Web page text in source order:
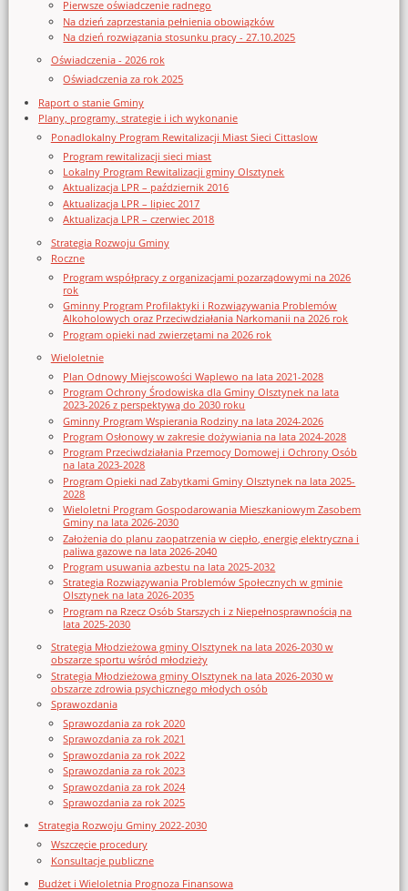
Pierwsze oświadczenie radnego
Na dzień zaprzestania pełnienia obowiązków
Na dzień rozwiązania stosunku pracy - 27.10.2025
Oświadczenia - 2026 rok
Oświadczenia za rok 2025
Raport o stanie Gminy
Plany, programy, strategie i ich wykonanie
Ponadlokalny Program Rewitalizacji Miast Sieci Cittaslow
Program rewitalizacji sieci miast
Lokalny Program Rewitalizacji gminy Olsztynek
Aktualizacja LPR – październik 2016
Aktualizacja LPR – lipiec 2017
Aktualizacja LPR – czerwiec 2018
Strategia Rozwoju Gminy
Roczne
Program współpracy z organizacjami pozarządowymi na 2026
rok
Gminny Program Profilaktyki i Rozwiązywania Problemów
Alkoholowych oraz Przeciwdziałania Narkomanii na 2026 rok
Program opieki nad zwierzętami na 2026 rok
Wieloletnie
Plan Odnowy Miejscowości Waplewo na lata 2021-2028
Program Ochrony Środowiska dla Gminy Olsztynek na lata
2023-2026 z perspektywą do 2030 roku
Gminny Program Wspierania Rodziny na lata 2024-2026
Program Osłonowy w zakresie dożywiania na lata 2024-2028
Program Przeciwdziałania Przemocy Domowej i Ochrony Osób
na lata 2023-2028
Program Opieki nad Zabytkami Gminy Olsztynek na lata 2025-
2028
Wieloletni Program Gospodarowania Mieszkaniowym Zasobem
Gminy na lata 2026-2030
Założenia do planu zaopatrzenia w ciepło, energię elektryczna i
paliwa gazowe na lata 2026-2040
Program usuwania azbestu na lata 2025-2032
Strategia Rozwiązywania Problemów Społecznych w gminie
Olsztynek na lata 2026-2035
Program na Rzecz Osób Starszych i z Niepełnosprawnością na
lata 2025-2030
Strategia Młodzieżowa gminy Olsztynek na lata 2026-2030 w
obszarze sportu wśród młodzieży
Strategia Młodzieżowa gminy Olsztynek na lata 2026-2030 w
obszarze zdrowia psychicznego młodych osób
Sprawozdania
Sprawozdania za rok 2020
Sprawozdania za rok 2021
Sprawozdania za rok 2022
Sprawozdania za rok 2023
Sprawozdania za rok 2024
Sprawozdania za rok 2025
Strategia Rozwoju Gminy 2022-2030
Wszczęcie procedury
Konsultacje publiczne
Budżet i Wieloletnia Prognoza Finansowa